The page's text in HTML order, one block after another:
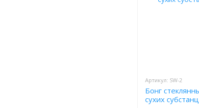
Артикул: SW-2
Бонг
сухих